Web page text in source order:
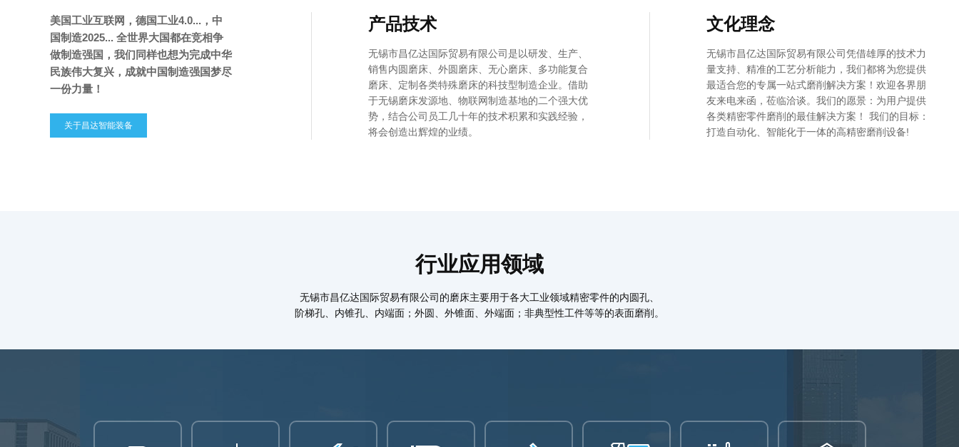
美国工业互联网，德国工业4.0...，中
国制造2025... 全世界大国都在竞相争
做制造强国，我们同样也想为完成中华
民族伟大复兴，成就中国制造强国梦尽
一份力量！
关于昌达智能装备
产品技术
无锡市昌亿达国际贸易有限公司是以研发、生产、
销售内圆磨床、外圆磨床、无心磨床、多功能复合
磨床、定制各类特殊磨床的科技型制造企业。借助
于无锡磨床发源地、物联网制造基地的二个强大优
势，结合公司员工几十年的技术积累和实践经验，
将会创造出辉煌的业绩。
文化理念
无锡市昌亿达国际贸易有限公司凭借雄厚的技术力
量支持、精准的工艺分析能力，我们都将为您提供
最适合您的专属一站式磨削解决方案！欢迎各界朋
友来电来函，莅临洽谈。我们的愿景：为用户提供
各类精密零件磨削的最佳解决方案！ 我们的目标：
打造自动化、智能化于一体的高精密磨削设备!
行业应用领域
无锡市昌亿达国际贸易有限公司的磨床主要用于各大工业领域精密零件的内圆孔、
阶梯孔、内锥孔、内端面；外圆、外锥面、外端面；非典型性工件等等的表面磨削。